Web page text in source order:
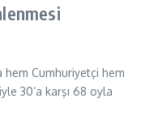
hem Cumhuriyetçi hem
30’a karşı 68 oyla